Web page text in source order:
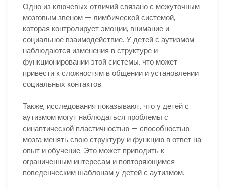
Одно из ключевых отличий связано с межуточным
мозговым звеном — лимбической системой,
которая контролирует эмоции, внимание и
социальное взаимодействие. У детей с аутизмом
наблюдаются изменения в структуре и
функционировании этой системы, что может
привести к сложностям в общении и установлении
социальных контактов.
Также, исследования показывают, что у детей с
аутизмом могут наблюдаться проблемы с
синаптической пластичностью — способностью
мозга менять свою структуру и функцию в ответ на
опыт и обучение. Это может приводить к
ограниченным интересам и повторяющимся
поведенческим шаблонам у детей с аутизмом.